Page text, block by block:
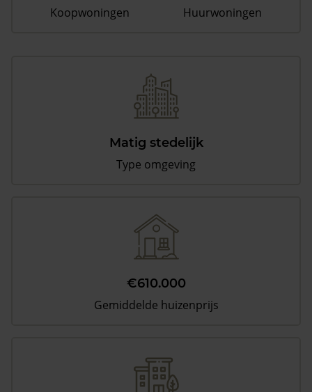
Koopwoningen
Huurwoningen
Matig stedelijk
Type omgeving
€610.000
Gemiddelde huizenprijs